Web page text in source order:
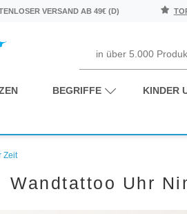
VERSAND AB 49€ (D)
BEGRIFFE KINDER
Zeit
Wandtattoo Uhr